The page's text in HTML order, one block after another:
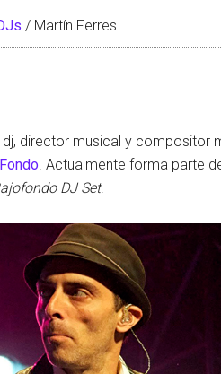
/ Martín Ferres
director musical y compositor
. Actualmente forma parte
DJ Set.